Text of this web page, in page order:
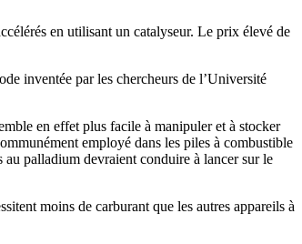
en utilisant un catalyseur. Le prix élevé de
inventée par les chercheurs de l’Université
en effet plus facile à manipuler et à stocker
employé dans les piles à combustible
palladium devraient conduire à lancer sur le
moins de carburant que les autres appareils à